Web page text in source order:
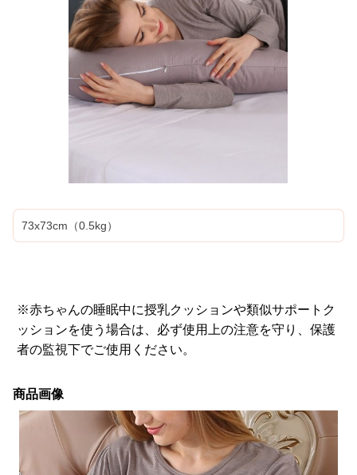
73x73cm（0.5kg）
※赤ちゃんの睡眠中に授乳クッションや類似サポートク
ッションを使う場合は、必ず使用上の注意を守り、保護
者の監視下でご使用ください。
商品画像